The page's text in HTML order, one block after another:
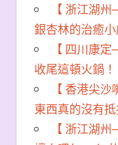
【 浙江湖
銀杏林的治癒
【 四川康
收尾這頓火鍋！
【 香港尖
東西真的沒有抵
【 浙江湖